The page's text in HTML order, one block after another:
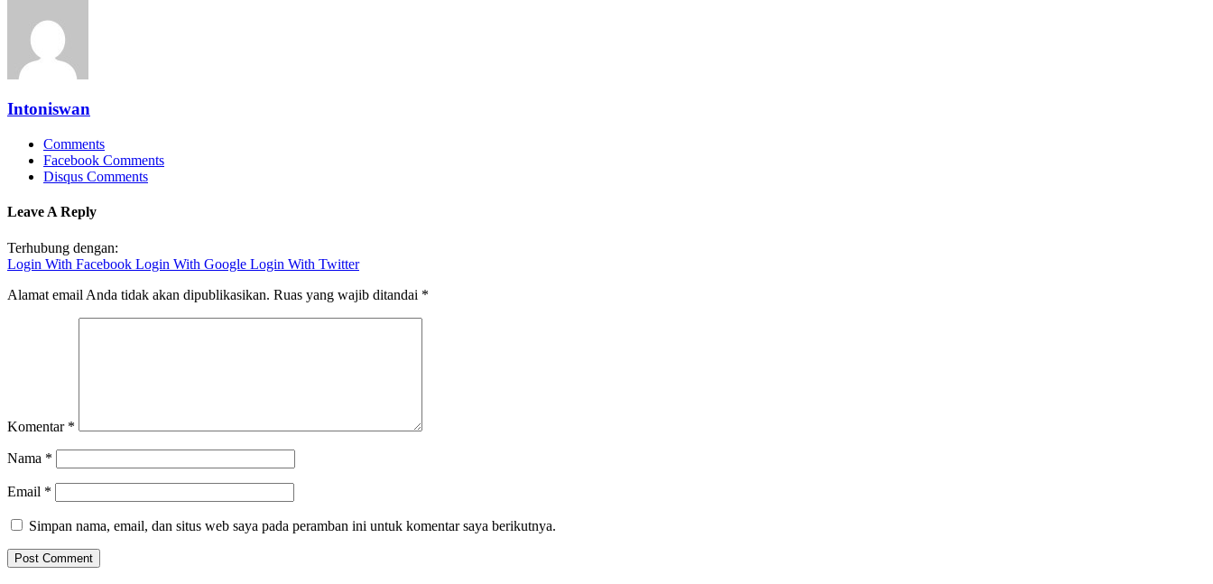
Intoniswan
Comments
Facebook Comments
Disqus Comments
Leave A Reply
Terhubung dengan:
Login With Facebook Login With Google Login With Twitter
Alamat email Anda tidak akan dipublikasikan. Ruas yang wajib ditandai *
Komentar *
Nama *
Email *
Simpan nama, email, dan situs web saya pada peramban ini untuk komentar saya berikutnya.